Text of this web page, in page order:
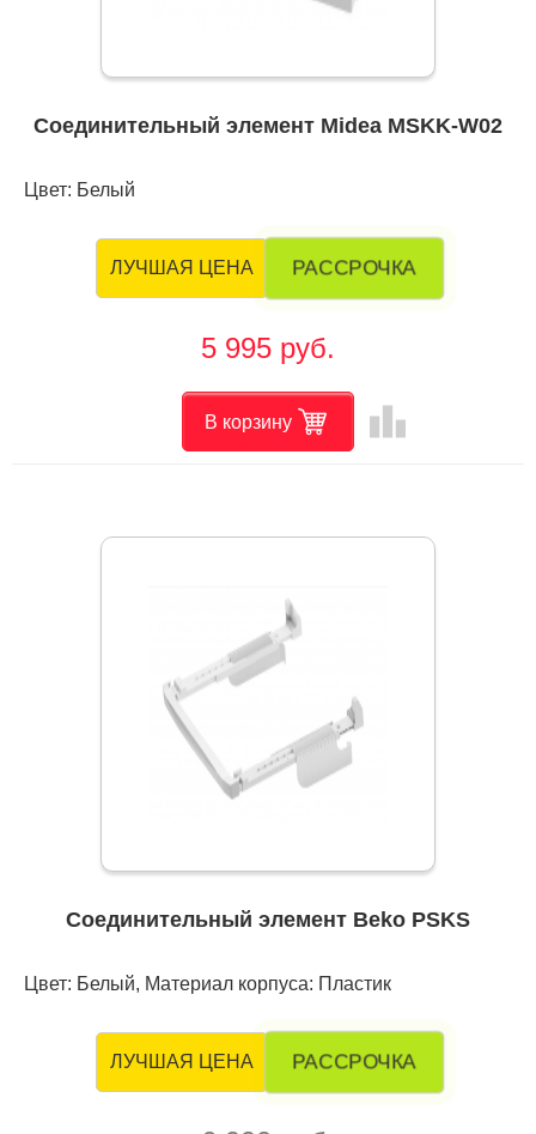
Соединительный элемент Midea MSKK-W02
Цвет: Белый
ЛУЧШАЯ ЦЕНА РАССРОЧКА
5 995 руб.
В корзину leaderboard
Соединительный элемент Beko PSKS
Цвет: Белый, Материал корпуса: Пластик
ЛУЧШАЯ ЦЕНА РАССРОЧКА